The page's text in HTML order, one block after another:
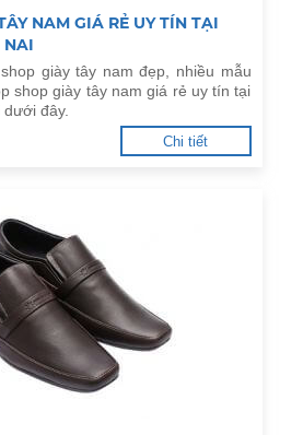
NAM GIÁ RẺ UY TÍN TẠI
NAI
giày tây nam đẹp, nhiều mẫu
shop giày tây nam giá rẻ uy tín tại
đây.
Chi tiết